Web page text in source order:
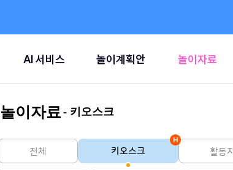
AI 서비스 놀이계획안 놀이자료
놀이자료 - 키오스크
전체 키오스크 활동지